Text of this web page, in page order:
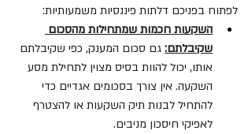
לפתוח בפניכם דלתות פיננסיות משמעותיות:
השקעות חכמות שמתחילות מהסכום
שקיבלתם: גם סכום המענק, כפי שקיבלתם
אותו, יכול להוות בסיס מצוין לתחילת מסע
השקעה. אין צורך בסכומים אגדיים כדי
להתחיל לבנות תיק השקעות או להצטרף
לאפיקי חיסכון מניבים.